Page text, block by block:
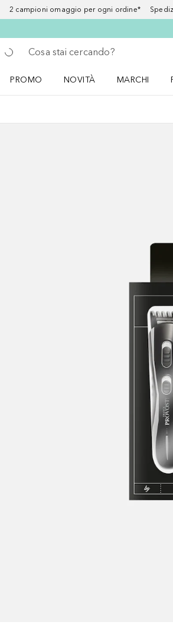
2 campioni omaggio per ogni ordine*
Torna indietro
Esegui ricerca
PROMO
NOVITÀ
MARCHI